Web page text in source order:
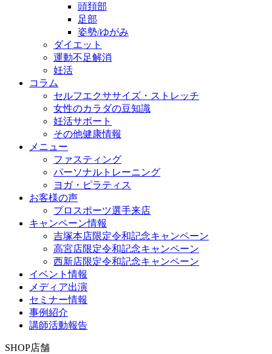
頭頚部
足部
姿勢/ゆがみ
ダイエット
運動不足解消
妊活
コラム
セルフエクササイズ・ストレッチ
女性のカラダの豆知識
妊活サポート
その他健康情報
メニュー
ファスティング
パーソナルトレーニング
ヨガ・ピラティス
お客様の声
プロスポーツ選手来店
キャンペーン情報
吉塚本店限定令和記念キャンペーン
高宮店限定令和記念キャンペーン
西新店限定令和記念キャンペーン
イベント情報
メディア出演
セミナー情報
事例紹介
講師活動報告
SHOP店舗